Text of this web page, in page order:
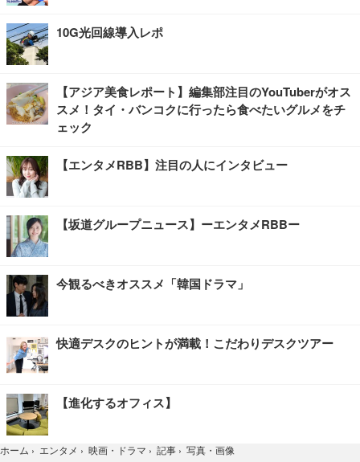
10G光回線導入レポ
【アジア美食レポート】編集部注目のYouTuberがオス
スメ！タイ・バンコクに行ったら食べたいグルメをチ
ェック
【エンタメRBB】注目の人にインタビュー
【坂道グループニュース】ーエンタメRBBー
今観るべきオススメ「韓国ドラマ」
快適デスクのヒントが満載！こだわりデスクツアー
【進化するオフィス】
ホーム › エンタメ › 映画・ドラマ › 記事 › 写真・画像